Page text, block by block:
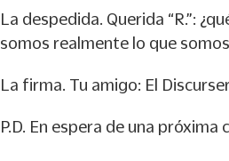
La despedida. Querida “R.”:
somos realmente lo que
La firma. Tu amigo: El
P.D. En espera de una